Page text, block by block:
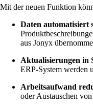
Mit der neuen Funktion
Daten automatisiert
aus Jonyx
Aktualisierungen in
ERP-System werden
Arbeitsaufwand
oder Austauschen